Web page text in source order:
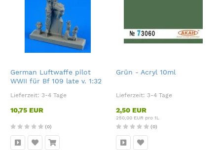
German Luftwaffe pilot
WWII für Bf 109 late v. 1:32
Lieferzeit: 3-4 Tage
10,75 EUR
(0)
Grün - Acryl 10ml
Lieferzeit: 3-4 Tage
2,50 EUR
250,00 EUR pro 1L
(0)